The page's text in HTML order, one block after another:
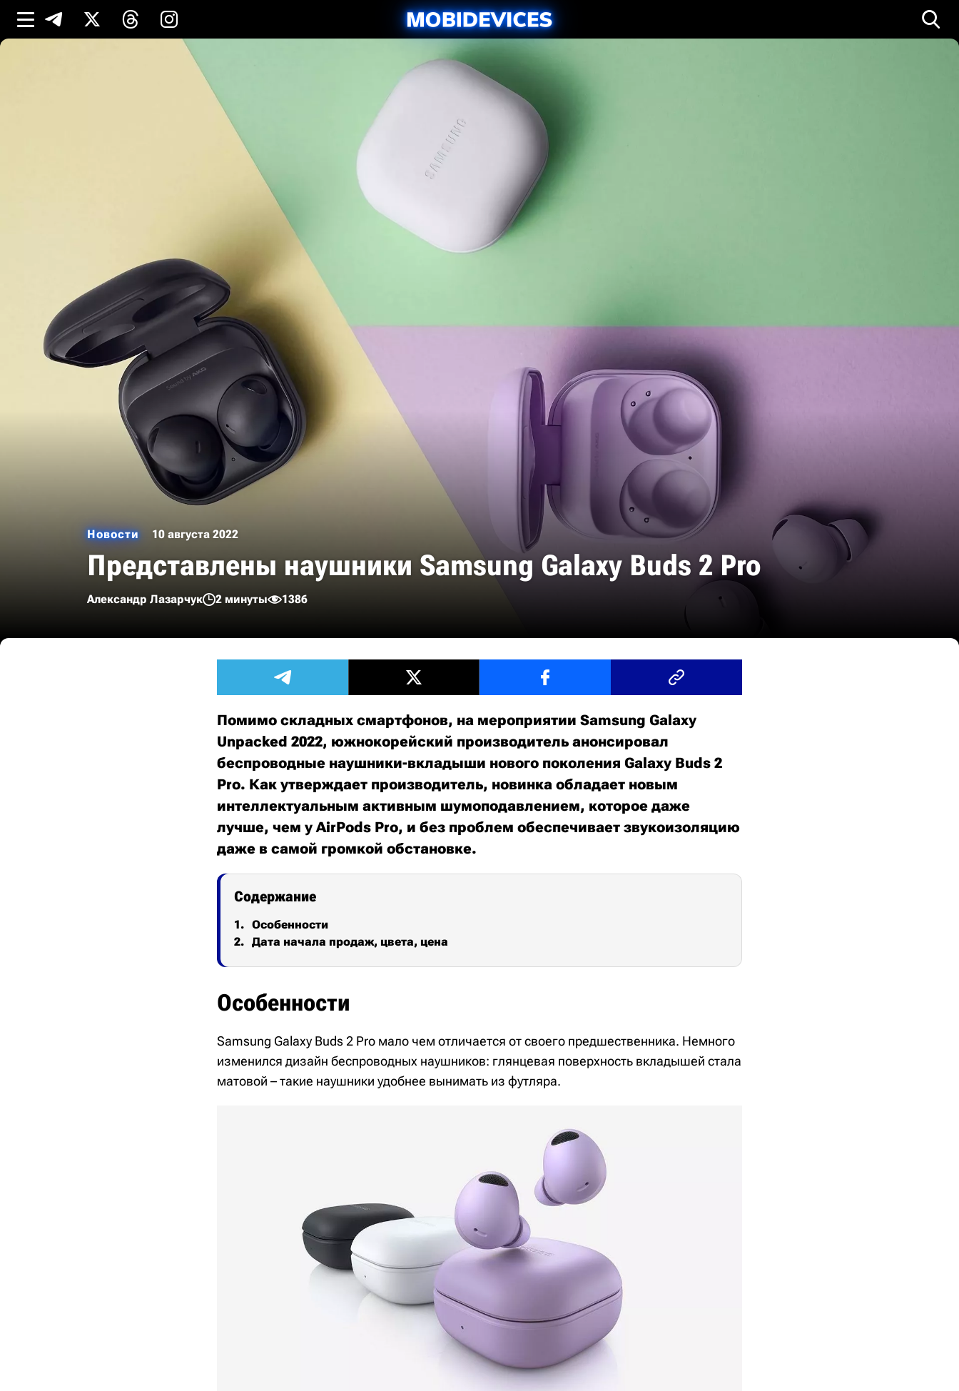
Новости 10 августа 2022
Представлены наушники Samsung Galaxy Buds 2 Pro
Александр Лазарчук 2 минуты 1386
Помимо складных смартфонов, на мероприятии Samsung Galaxy
Unpacked 2022, южнокорейский производитель анонсировал
беспроводные наушники-вкладыши нового поколения Galaxy Buds 2
Pro. Как утверждает производитель, новинка обладает новым
интеллектуальным активным шумоподавлением, которое даже
лучше, чем у AirPods Pro, и без проблем обеспечивает звукоизоляцию
даже в самой громкой обстановке.
Содержание
Особенности
Дата начала продаж, цвета, цена
Особенности
Samsung Galaxy Buds 2 Pro мало чем отличается от своего предшественника. Немного
изменился дизайн беспроводных наушников: глянцевая поверхность вкладышей стала
матовой – такие наушники удобнее вынимать из футляра.